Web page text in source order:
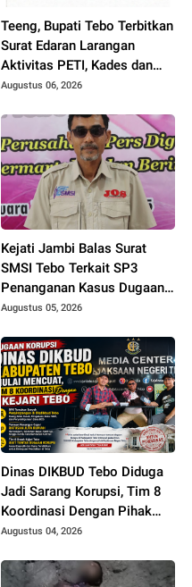
Teeng, Bupati Tebo Terbitkan
Surat Edaran Larangan
Aktivitas PETI, Kades dan
Perangkat Desa Yang
Augustus 06, 2026
Kejati Jambi Balas Surat
SMSI Tebo Terkait SP3
Penanganan Kasus Dugaan
Korupsi di DPUPR Tebo Rp
Augustus 05, 2026
Dinas DIKBUD Tebo Diduga
Jadi Sarang Korupsi, Tim 8
Koordinasi Dengan Pihak
Kejari Tebo
Augustus 04, 2026